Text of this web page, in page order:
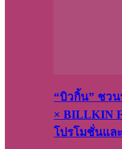
“บิวกิ้น” ชว
× BILLKIN
โปรโมชั่นแล